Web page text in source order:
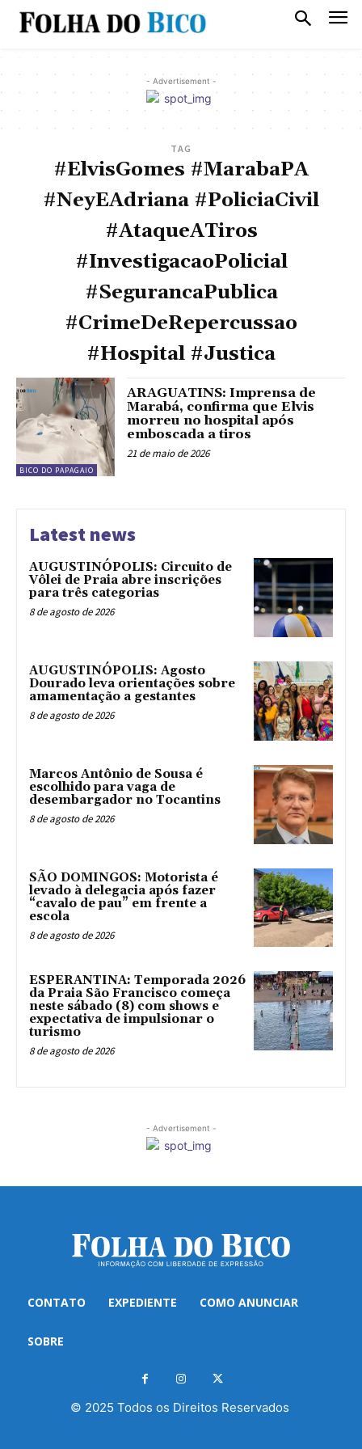
- Advertisement -
TAG
#ElvisGomes #MarabaPA
#NeyEAdriana #PoliciaCivil
#AtaqueATiros
#InvestigacaoPolicial
#SegurancaPublica
#CrimeDeRepercussao
#Hospital #Justica
BICO DO PAPAGAIO
ARAGUATINS: Imprensa de
Marabá, confirma que Elvis
morreu no hospital após
emboscada a tiros
21 de maio de 2026
Latest news
AUGUSTINÓPOLIS: Circuito de
Vôlei de Praia abre inscrições
para três categorias
8 de agosto de 2026
AUGUSTINÓPOLIS: Agosto
Dourado leva orientações sobre
amamentação a gestantes
8 de agosto de 2026
Marcos Antônio de Sousa é
escolhido para vaga de
desembargador no Tocantins
8 de agosto de 2026
SÃO DOMINGOS: Motorista é
levado à delegacia após fazer
“cavalo de pau” em frente a
escola
8 de agosto de 2026
ESPERANTINA: Temporada 2026
da Praia São Francisco começa
neste sábado (8) com shows e
expectativa de impulsionar o
turismo
8 de agosto de 2026
- Advertisement -
CONTATO EXPEDIENTE COMO ANUNCIAR
SOBRE
© 2025 Todos os Direitos Reservados